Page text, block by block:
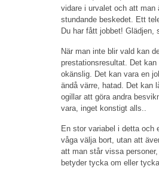
vidare i urvalet och att man
stundande beskedet. Ett
Du har fått jobbet! Glädjen,
När man inte blir vald kan
prestationsresultat. Det
okänslig. Det kan vara en
ändå värre, hatad. Det kan
ogillar att göra andra
vara, inget konstigt alls..
En stor variabel i detta och
våga välja bort, utan att
att man står vissa
betyder tycka om eller